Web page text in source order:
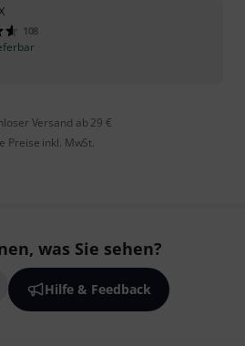
108
Versand ab 29 €
Preise inkl. MwSt.
was Sie sehen?
Hilfe & Feedback